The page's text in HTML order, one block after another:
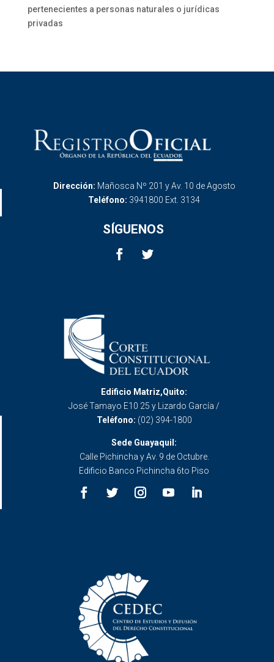
pertenecientes a personas naturales o jurídicas
privadas
Dirección: Mañosca Nº 201 y Av. 10 de Agosto
Teléfono: 3941800 Ext. 3134
SÍGUENOS
Edificio Matriz,Quito:
José Tamayo E10 25 y Lizardo García /
Teléfono: (02) 394-1800
Sede Guayaquil:
Calle Pichincha y Av. 9 de Octubre.
Edificio Banco Pichincha 6to Piso